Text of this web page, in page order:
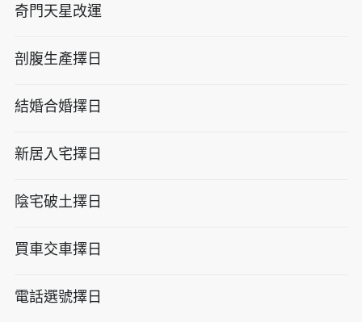
奇門天星改運
剖腹生產擇日
結婚合婚擇日
新居入宅擇日
陰宅破土擇日
買車交車擇日
電話選號擇日